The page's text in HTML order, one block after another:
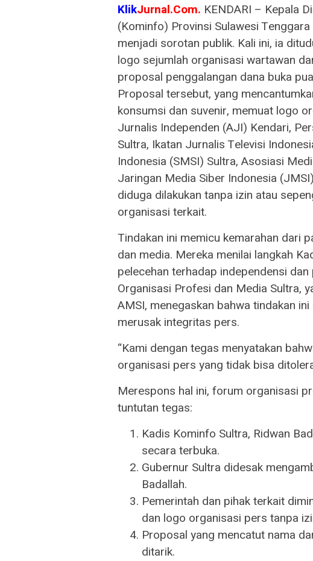
KlikJurnal.Com. KENDARI – Kepala
(Kominfo) Provinsi Sulawesi
menjadi sorotan publik. Kali ini, ia
logo sejumlah organisasi wartawan
proposal penggalangan dana buka
Proposal tersebut, yang
konsumsi dan suvenir, memuat logo
Jurnalis Independen (AJI) Kendari,
Sultra, Ikatan Jurnalis Televisi
Indonesia (SMSI) Sultra, Asosiasi
Jaringan Media Siber Indonesia
diduga dilakukan tanpa izin atau
organisasi terkait.
Tindakan ini memicu kemarahan dari
dan media. Mereka menilai langkah
pelecehan terhadap independensi
Organisasi Profesi dan Media Sultra,
AMSI, menegaskan bahwa tindakan
merusak integritas pers.
“Kami dengan tegas menyatakan
organisasi pers yang tidak bisa
Merespons hal ini, forum organisasi
tuntutan tegas:
Kadis Kominfo Sultra, Ridwan
secara terbuka.
Gubernur Sultra didesak
Badallah.
Pemerintah dan pihak terkait
dan logo organisasi pers tanpa
Proposal yang mencatut nama
ditarik.